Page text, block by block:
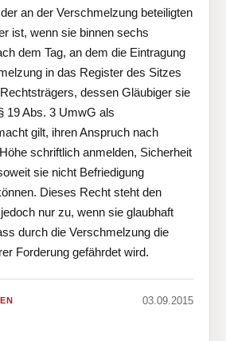
an der Verschmelzung beteiligten
ist, wenn sie binnen sechs
dem Tag, an dem die Eintragung
in das Register des Sitzes
dessen Gläubiger sie
19 Abs. 3 UmwG als
gilt, ihren Anspruch nach
schriftlich anmelden, Sicherheit
sie nicht Befriedigung
Dieses Recht steht den
nur zu, wenn sie glaubhaft
durch die Verschmelzung die
Forderung gefährdet wird.
03.09.2015